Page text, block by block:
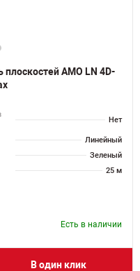
AMO LN 4D-
Нет
Линейный
Зеленый
25 м
Есть в наличии
В один клик